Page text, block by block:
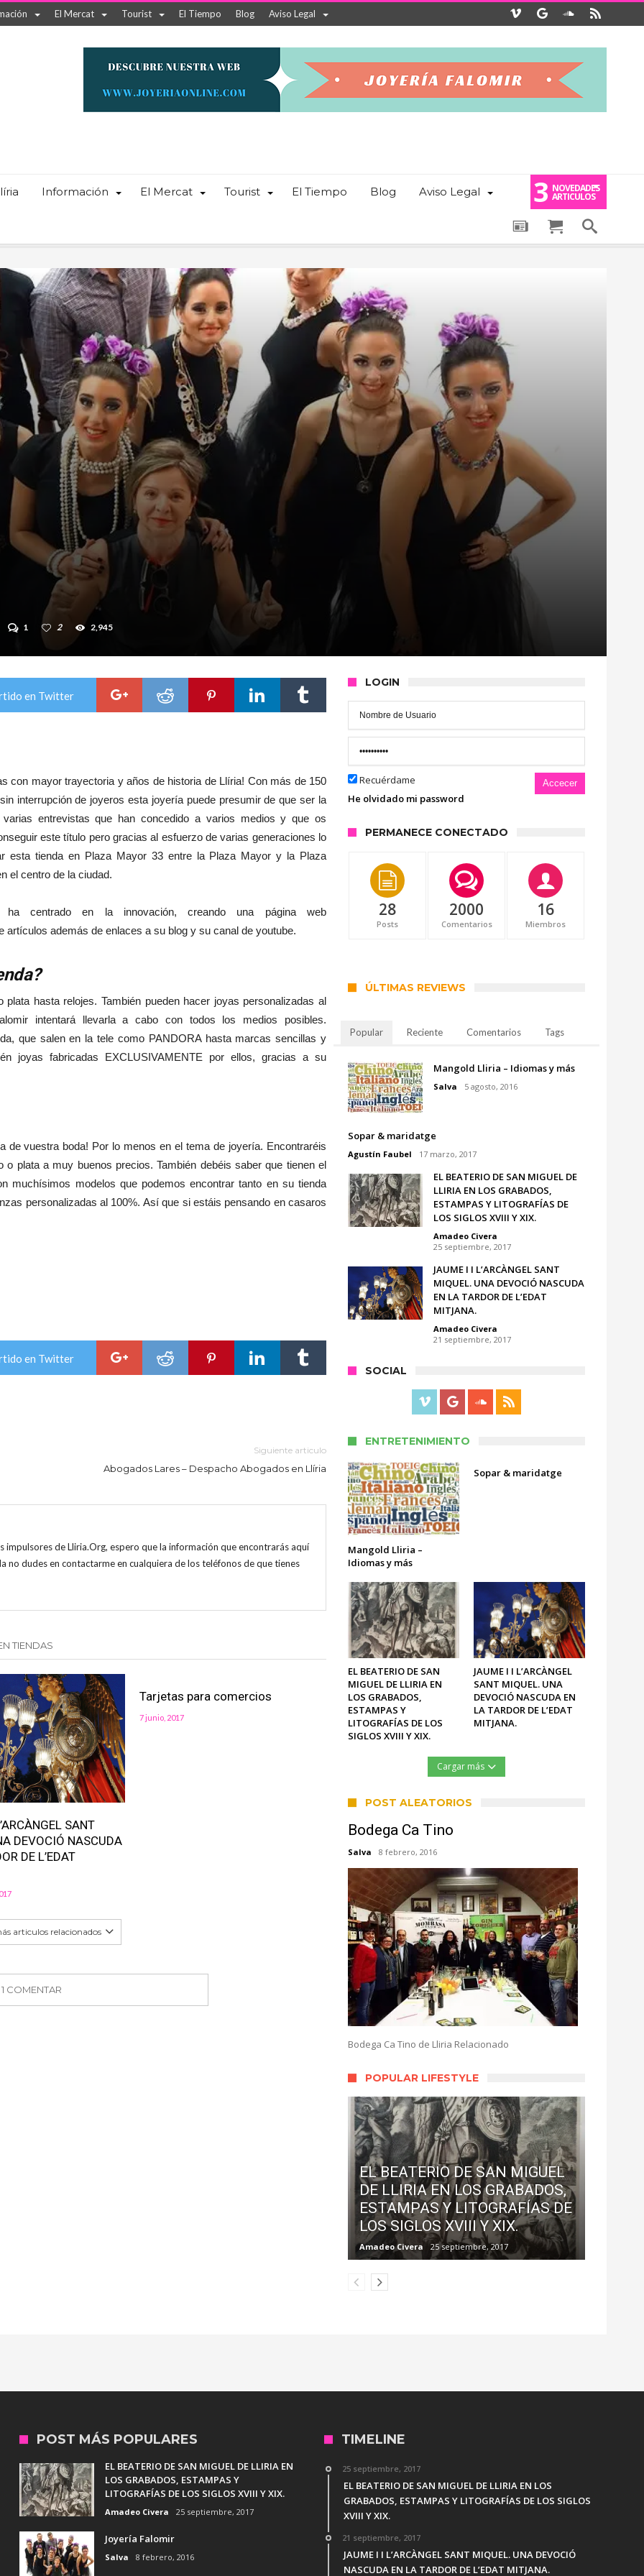
El Mercat Tourist El Tiempo Blog Aviso Legal
Información El Mercat Tourist El Tiempo Blog Aviso Legal 3 NOVEDADES
ARTICULOS
1 2 2,945
en Twitter
con mayor trayectoria y años de historia de Llíria! Con más de 150
interrupción de joyeros esta joyería puede presumir de que ser la
entrevistas que han concedido a varios medios y que os
este título pero gracias al esfuerzo de varias generaciones lo
esta tienda en Plaza Mayor 33 entre la Plaza Mayor y la Plaza
el centro de la ciudad.
centrado en la innovación, creando una página web
además de enlaces a su blog y su canal de youtube.
hasta relojes. También pueden hacer joyas personalizadas al
intentará llevarla a cabo con todos los medios posibles.
que salen en la tele como PANDORA hasta marcas sencillas y
joyas fabricadas EXCLUSIVAMENTE por ellos, gracias a su
de vuestra boda! Por lo menos en el tema de joyería. Encontraréis
plata a muy buenos precios. También debéis saber que tienen el
muchísimos modelos que podemos encontrar tanto en su tienda
personalizadas al 100%. Así que si estáis pensando en casaros
en Twitter
Siguiente articulo
Abogados Lares – Despacho Abogados en Llíria
impulsores de Lliria.Org, espero que la información que encontrarás aquí
no dudes en contactarme en cualquiera de los teléfonos de que tienes
TIENDAS
SANT
DEVOCIÓ NASCUDA
DE L’EDAT
Tarjetas para comercios
7 junio, 2017
articulos relacionados
1 COMENTAR
LOGIN
Recuérdame Accecer
He olvidado mi password
PERMANECE CONECTADO
28
Posts
2000
Comentarios
16
Miembros
ÚLTIMAS REVIEWS
Popular Reciente Comentarios Tags
Mangold Lliria – Idiomas y más
Salva 5 agosto, 2016
Sopar & maridatge
Agustín Faubel 17 marzo, 2017
EL BEATERIO DE SAN MIGUEL DE
LLIRIA EN LOS GRABADOS,
ESTAMPAS Y LITOGRAFÍAS DE
LOS SIGLOS XVIII Y XIX.
Amadeo Civera
25 septiembre, 2017
JAUME I I L’ARCÀNGEL SANT
MIQUEL. UNA DEVOCIÓ NASCUDA
EN LA TARDOR DE L’EDAT
MITJANA.
Amadeo Civera
21 septiembre, 2017
SOCIAL
ENTRETENIMIENTO
Mangold Lliria –
Idiomas y más
Sopar & maridatge
EL BEATERIO DE SAN
MIGUEL DE LLIRIA EN
LOS GRABADOS,
ESTAMPAS Y
LITOGRAFÍAS DE LOS
SIGLOS XVIII Y XIX.
JAUME I I L’ARCÀNGEL
SANT MIQUEL. UNA
DEVOCIÓ NASCUDA EN
LA TARDOR DE L’EDAT
MITJANA.
Cargar más
POST ALEATORIOS
Bodega Ca Tino
Salva 8 febrero, 2016
Bodega Ca Tino de Lliria Relacionado
POPULAR LIFESTYLE
EL BEATERIO DE SAN MIGUEL
DE LLIRIA EN LOS GRABADOS,
ESTAMPAS Y LITOGRAFÍAS DE
LOS SIGLOS XVIII Y XIX.
Amadeo Civera 25 septiembre, 2017
POST MÁS POPULARES
EL BEATERIO DE SAN MIGUEL DE LLIRIA EN
LOS GRABADOS, ESTAMPAS Y
LITOGRAFÍAS DE LOS SIGLOS XVIII Y XIX.
Amadeo Civera 25 septiembre, 2017
Joyería Falomir
Salva 8 febrero, 2016
TIMELINE
25 septiembre, 2017
EL BEATERIO DE SAN MIGUEL DE LLIRIA EN LOS
GRABADOS, ESTAMPAS Y LITOGRAFÍAS DE LOS SIGLOS
XVIII Y XIX.
21 septiembre, 2017
JAUME I I L’ARCÀNGEL SANT MIQUEL. UNA DEVOCIÓ
NASCUDA EN LA TARDOR DE L’EDAT MITJANA.